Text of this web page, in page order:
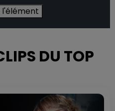
DU TOP